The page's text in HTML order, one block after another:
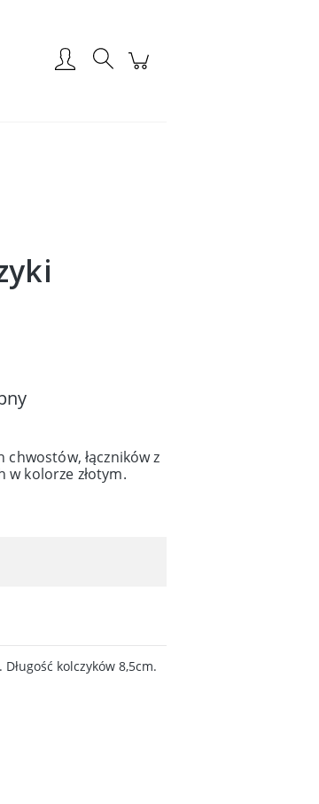
chwostów, łączników z
kolorze złotym.
kolczyków 8,5cm.